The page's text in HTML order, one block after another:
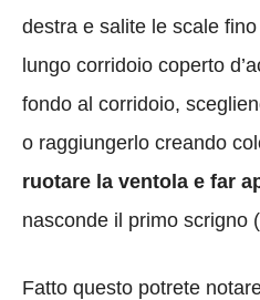
destra e salite le scale
lungo corridoio coperto
fondo al corridoio,
o raggiungerlo creando
ruotare la ventola e far
nasconde il primo scrigno
Fatto questo potrete